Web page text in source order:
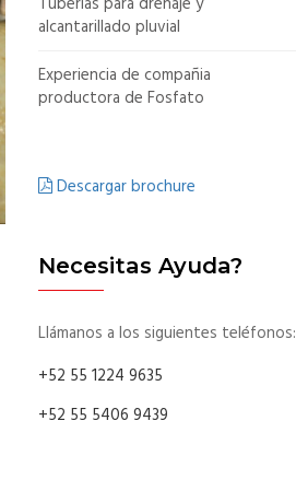
alcantarillado pluvial
Experiencia de compañia
productora de Fosfato
Descargar brochure
Necesitas Ayuda?
Llámanos a los siguientes teléfonos:
+52 55 1224 9635
+52 55 5406 9439